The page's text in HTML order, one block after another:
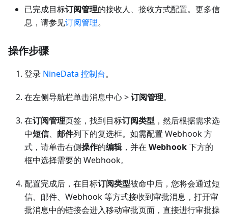
已完成目标订阅管理的接收人、接收方式配置。更多信
息，请参见订阅管理。
操作步骤
登录 NineData 控制台。
在左侧导航栏单击消息中心 >订阅管理。
在订阅管理页签，找到目标订阅类型 ，然后根据需求选
中短信、 邮件列下的复选框。如需配置 Webhook 方
式，请单击右侧操作的编辑，并在 Webhook下方的
框中选择需要的 Webhook。
配置完成后，在目标订阅类型被命中后，您将会通过短
信、邮件、Webhook 等方式接收到审批消息，打开审
批消息中的链接会进入移动审批页面，直接进行审批操